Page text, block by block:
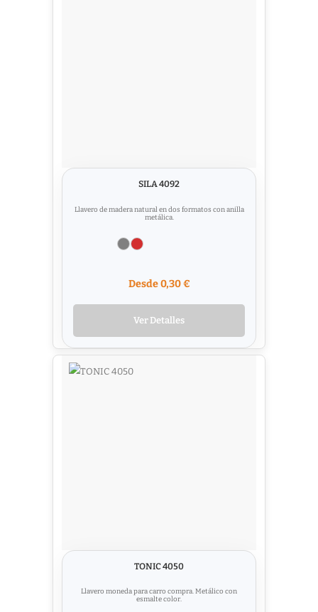
SILA 4092
Llavero de madera natural en dos formatos con anilla
metálica.
Desde 0,30 €
Ver Detalles
TONIC 4050
Llavero moneda para carro compra. Metálico con
esmalte color.